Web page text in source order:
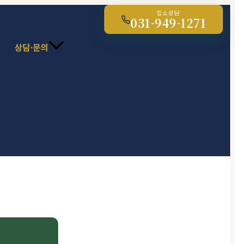
입소상담
031-949-1271
상담·문의